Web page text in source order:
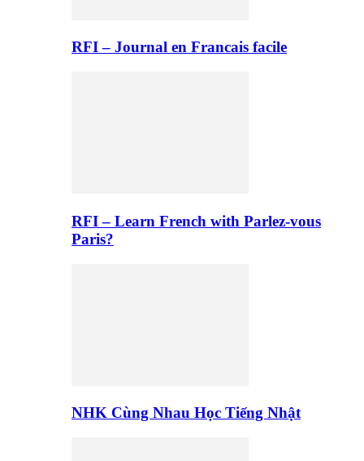
RFI – Journal en Francais facile
RFI – Learn French with Parlez-vous
Paris?
NHK Cùng Nhau Học Tiếng Nhật